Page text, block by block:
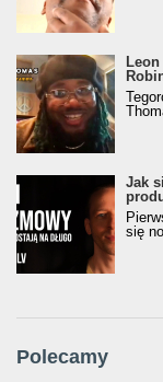
Jak
się
Polecamy